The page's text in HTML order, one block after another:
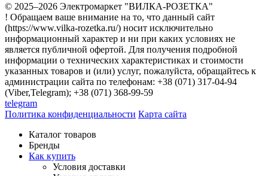
© 2025–2026 Электромаркет "ВИЛКА-РОЗЕТКА"
! Обращаем ваше внимание на то, что данный сайт
(https://www.vilka-rozetka.ru/) носит исключительно
информационный характер и ни при каких условиях не
является публичной офертой. Для получения подробной
информации о технических характеристиках и стоимости
указанных товаров и (или) услуг, пожалуйста, обращайтесь к
администрации сайта по телефонам: +38 (071) 317-04-94
(Viber,Telegram); +38 (071) 368-99-59
telegram
Политика конфиденциальности Карта сайта
Каталог товаров
Бренды
Как купить
Условия доставки